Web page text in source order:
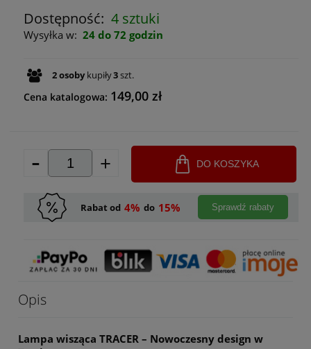
Dostępność: 4 sztuki
Wysyłka w: 24 do 72 godzin
2osobykupiły3szt.
Cena katalogowa: 149,00 zł
- + DO KOSZYKA
Rabat od 4% do 15% Sprawdź rabaty
Opis
Lampa wisząca TRACER – Nowoczesny design w